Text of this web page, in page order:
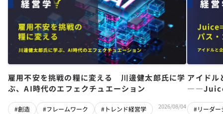
雇用不安を挑戦の糧に変える 川邊健太郎氏に学
ぶ、AI時代のエフェクチュエーション
#創造 #フレームワーク #トレンド経営学 2026/08/04
アイドル
#リーダー